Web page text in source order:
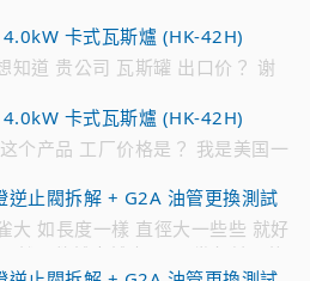
卡式瓦斯爐 (HK-42H)
道 贵公司 瓦斯罐 出口价？ 谢
卡式瓦斯爐 (HK-42H)
个产品 工厂价格是？ 我是美国一
718 791 ****
止閥拆解 + G2A 油管更換測試
大 如長度一樣 直徑大一些些 就好
然零件越來越貴 跟10幾年前買的